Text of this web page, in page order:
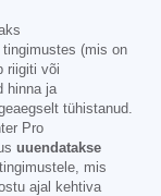
(mis on
riigiti või
hinna ja
tühistanud.
Pro
uuendatakse
mis
ajal kehtiva